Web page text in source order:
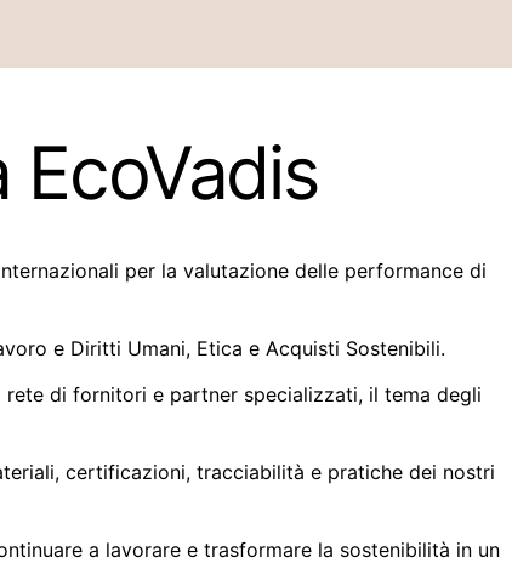
per la valutazione delle performance di
e Diritti Umani, Etica e Acquisti Sostenibili.
di fornitori e partner specializzati, il tema degli
certificazioni, tracciabilità e pratiche dei nostri
a lavorare e trasformare la sostenibilità in un